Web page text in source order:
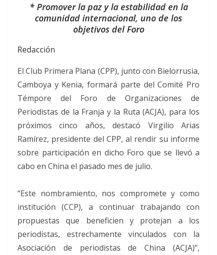
* Promover la paz y la estabilidad en la
comunidad internacional, uno de los
objetivos del Foro
Redacción
El Club Primera Plana (CPP), junto con Bielorrusia,
Camboya y Kenia, formará parte del Comité Pro
Témpore del Foro de Organizaciones de
Periodistas de la Franja y la Ruta (ACJA), para los
próximos cinco años, destacó Virgilio Arias
Ramírez, presidente del CPP, al rendir su informe
sobre participación en dicho Foro que se llevó a
cabo en China el pasado mes de julio.
“Este nombramiento, nos compromete y como
institución (CCP), a continuar trabajando con
propuestas que beneficien y protejan a los
periodistas, estrechamente vinculados con la
Asociación de periodistas de China (ACJA)”,